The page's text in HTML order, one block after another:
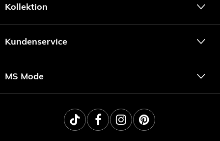
Kollektion
Kundenservice
MS Mode